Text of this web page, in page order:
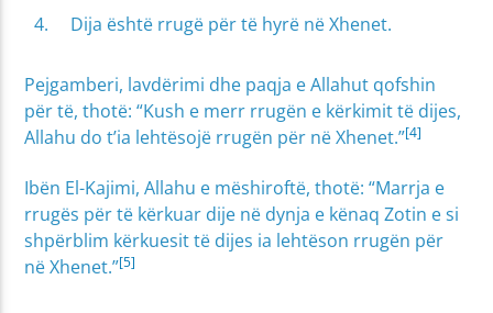
Dija është rrugë për të hyrë në Xhenet.
Pejgamberi, lavdërimi dhe paqja e Allahut qofshin
për të, thotë: “Kush e merr rrugën e kërkimit të dijes,
Allahu do t’ia lehtësojë rrugën për në Xhenet.”[4]
Ibën El-Kajimi, Allahu e mëshiroftë, thotë: “Marrja e
rrugës për të kërkuar dije në dynja e kënaq Zotin e si
shpërblim kërkuesit të dijes ia lehtëson rrugën për
në Xhenet.”[5]